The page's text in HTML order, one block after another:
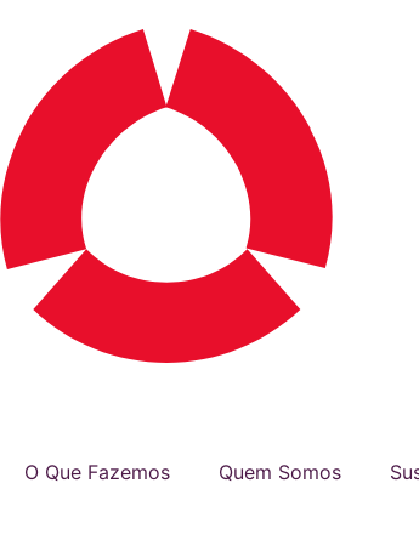
O Que Fazemos Quem Somos